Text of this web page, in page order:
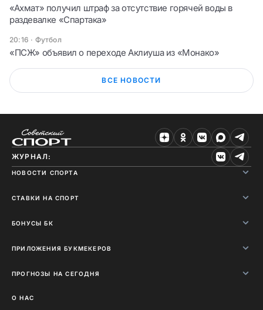
«Ахмат» получил штраф за отсутствие горячей воды в
раздевалке «Спартака»
20:16 · Футбол
«ПСЖ» объявил о переходе Аклиуша из «Монако»
ВСЕ НОВОСТИ
ЖУРНАЛ:
НОВОСТИ СПОРТА
СТАВКИ НА СПОРТ
БОНУСЫ БК
ПРИЛОЖЕНИЯ БУКМЕКЕРОВ
ПРОГНОЗЫ НА СЕГОДНЯ
О НАС